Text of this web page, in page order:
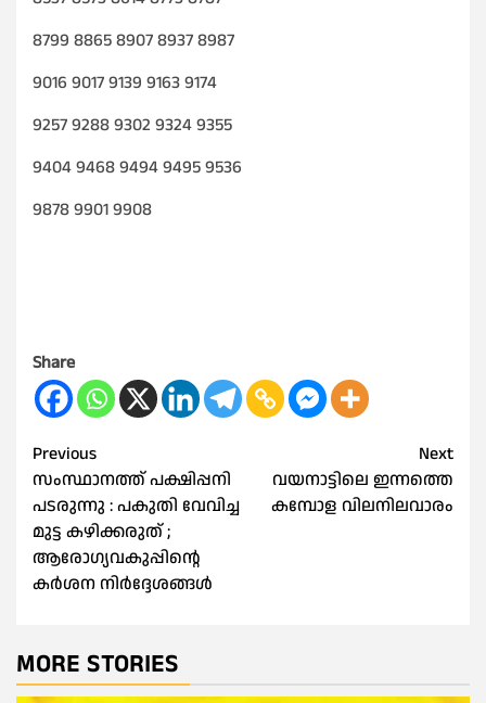
8799 8865 8907 8937 8987
9016 9017 9139 9163 9174
9257 9288 9302 9324 9355
9404 9468 9494 9495 9536
9878 9901 9908
Share
Post
navigation
Previous
സംസ്ഥാനത്ത് പക്ഷിപ്പനി
പടരുന്നു : പകുതി വേവിച്ച
മുട്ട കഴിക്കരുത് ;
ആരോഗ്യവകുപ്പിന്റെ
കര്‍ശന നിര്‍ദ്ദേശങ്ങള്‍
Next
വയനാട്ടിലെ ഇന്നത്തെ
കമ്പോള വിലനിലവാരം
MORE STORIES